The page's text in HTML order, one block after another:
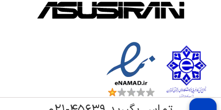
طبقه‌بندی کاربری عمومی, مالتی‌مدیا, مخصوص بازی